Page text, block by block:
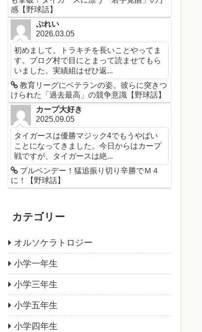
感【野球話】
ぷれい
2026.03.05
初めまして。トラキチを長いことやってま
す。ブログ村で目にとまって読ませてもら
いました。実績組はぜひ返...
教育リーグにベテランの姿。彼らに突きつ
けられた「過去最高」の競争意識【野球話】
カープ大好き
2025.09.05
タイガースは優勝マジック4でもうやばい
ことになってきました。今日からはカープ
戦ですが、タイガースは絶...
ブルペンデー！猛追振り切り辛勝でＭ４
に！【野球話】
カテゴリー
オルソケラトロジー
小学一年生
小学三年生
小学五年生
小学四年生